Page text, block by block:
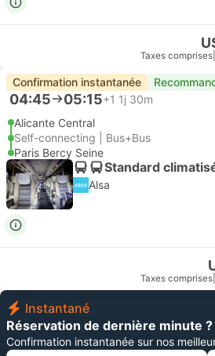
Taxes comprises
Confirmation instantanée
04:45 05:15+1 1j 30m
Alicante Central
Self-connecting | Bus+Bus
Paris Bercy Seine
Standard
Alsa
Taxes comprises
Instantané
Réservation de dernière minute ?
Confirmation instantanée sur nos